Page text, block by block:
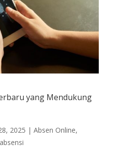
yang Mendukung
2025 | Absen Online,